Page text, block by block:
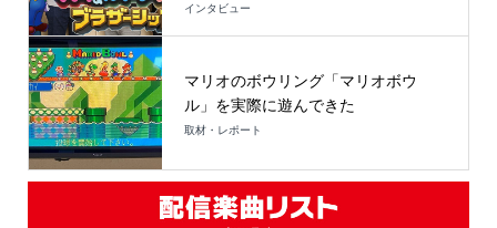
インタビュー
マリオのボウリング「マリオボウ
ル」を実際に遊んできた
取材・レポート